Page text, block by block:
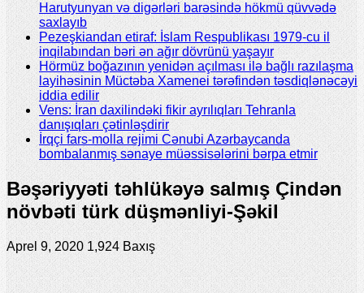
Harutyunyan və digərləri barəsində hökmü qüvvədə
saxlayıb
Pezeşkiandan etiraf: İslam Respublikası 1979-cu il
inqilabından bəri ən ağır dövrünü yaşayır
Hörmüz boğazının yenidən açılması ilə bağlı razılaşma
layihəsinin Müctəba Xamenei tərəfindən təsdiqlənəcəyi
iddia edilir
Vens: İran daxilindəki fikir ayrılıqları Tehranla
danışıqları çətinləşdirir
İrqçi fars-molla rejimi Cənubi Azərbaycanda
bombalanmış sənaye müəssisələrini bərpa etmir
Bəşəriyyəti təhlükəyə salmış Çindən
növbəti türk düşmənliyi-Şəkil
Aprel 9, 2020 1,924 Baxış